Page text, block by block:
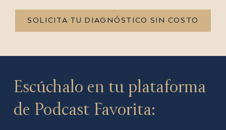
SOLICITA TU DIAGNÓSTICO SIN COSTO
Escúchalo en tu plataforma
de Podcast Favorita: